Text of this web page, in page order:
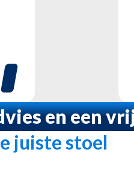
en een
juiste stoel